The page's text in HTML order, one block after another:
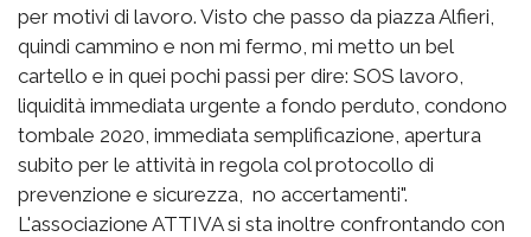
per motivi di lavoro. Visto che passo da piazza Alfieri,
quindi cammino e non mi fermo, mi metto un bel
cartello e in quei pochi passi per dire: SOS lavoro,
liquidità immediata urgente a fondo perduto, condono
tombale 2020, immediata semplificazione, apertura
subito per le attività in regola col protocollo di
prevenzione e sicurezza, no accertamenti".
L'associazione ATTIVA si sta inoltre confrontando con